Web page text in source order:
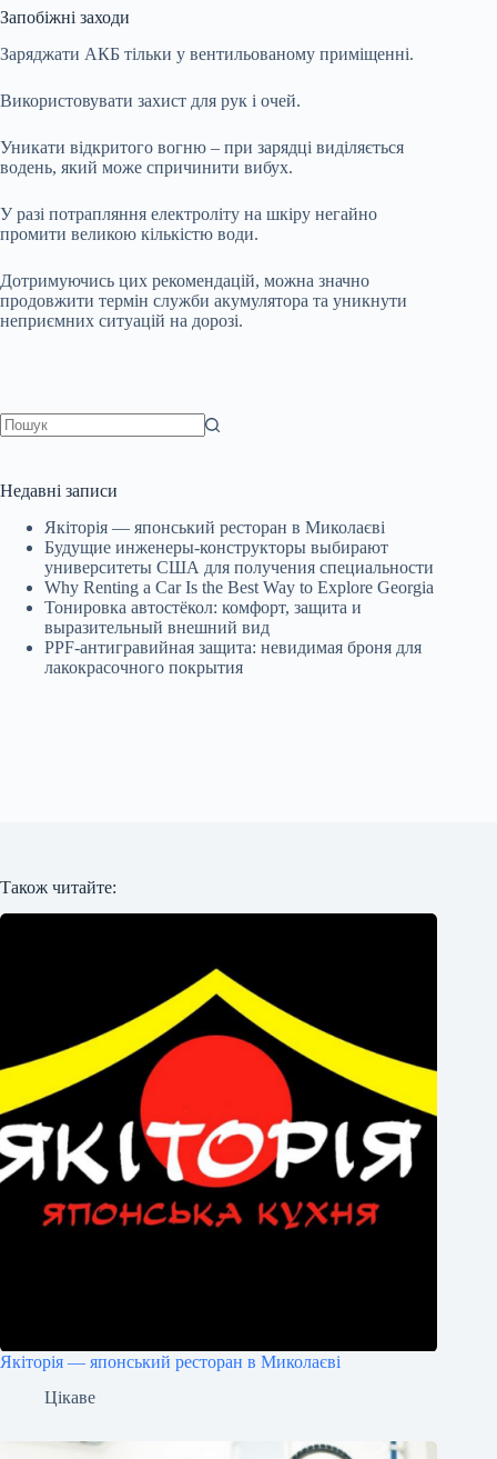
Запобіжні заходи
Заряджати АКБ тільки у вентильованому приміщенні.
Використовувати захист для рук і очей.
Уникати відкритого вогню – при зарядці виділяється
водень, який може спричинити вибух.
У разі потрапляння електроліту на шкіру негайно
промити великою кількістю води.
Дотримуючись цих рекомендацій, можна значно
продовжити термін служби акумулятора та уникнути
неприємних ситуацій на дорозі.
Недавні записи
Якіторія — японський ресторан в Миколаєві
Будущие инженеры‑конструкторы выбирают
университеты США для получения специальности
Why Renting a Car Is the Best Way to Explore Georgia
Тонировка автостёкол: комфорт, защита и
выразительный внешний вид
PPF-антигравийная защита: невидимая броня для
лакокрасочного покрытия
Також читайте:
Якіторія — японський ресторан в Миколаєві
Цікаве